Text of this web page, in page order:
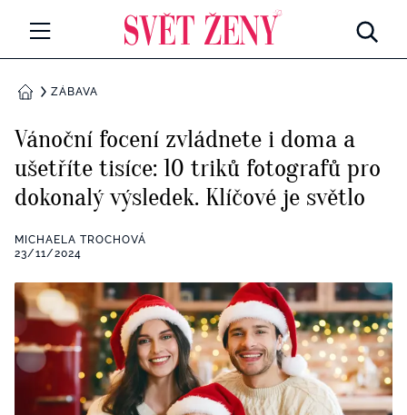
Všechny kategorie
Rozhovory
RETROHUBKY
Všechny kategorie
Seberozvoj
Všechny kategorie
Životní styl
ZÁBAVA
Všechny kategorie
Testy a kvízy
BYDLENÍ
Všechny kategorie
DOMŮZÁBAVA
Vánoční focení zvládnete i doma a
ušetříte tisíce: 10 triků fotografů pro
dokonalý výsledek. Klíčové je světlo
MICHAELA TROCHOVÁ
23/11/2024